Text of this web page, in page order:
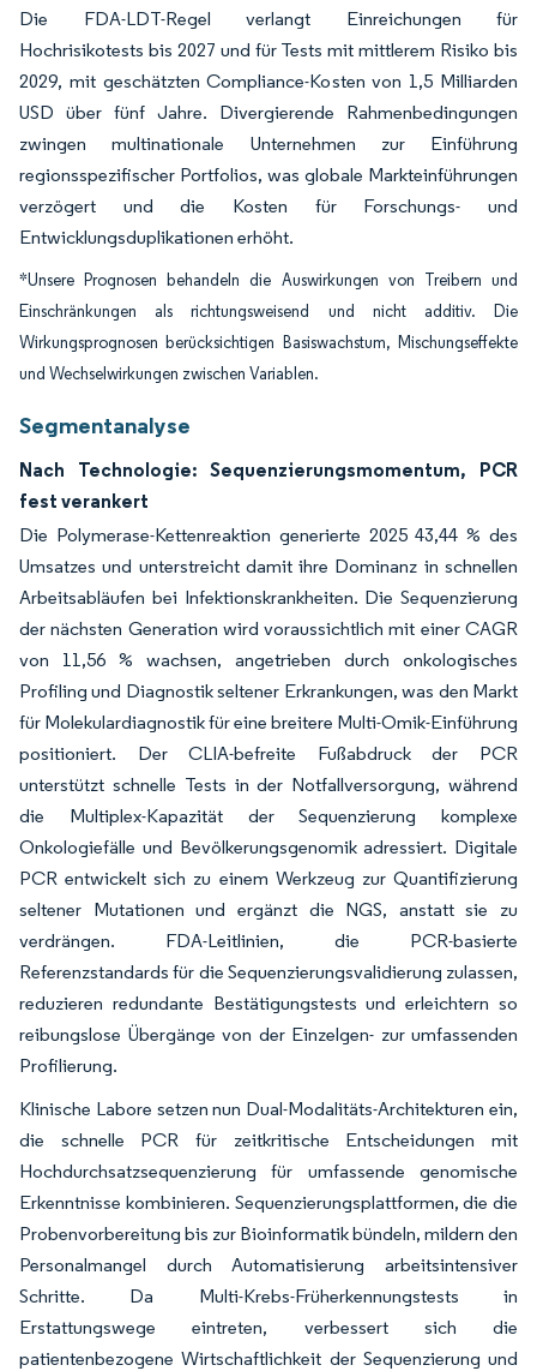
Die FDA-LDT-Regel verlangt Einreichungen für
Hochrisikotests bis 2027 und für Tests mit mittlerem Risiko bis
2029, mit geschätzten Compliance-Kosten von 1,5 Milliarden
USD über fünf Jahre. Divergierende Rahmenbedingungen
zwingen multinationale Unternehmen zur Einführung
regionsspezifischer Portfolios, was globale Markteinführungen
verzögert und die Kosten für Forschungs- und
Entwicklungsduplikationen erhöht.
*Unsere Prognosen behandeln die Auswirkungen von Treibern und
Einschränkungen als richtungsweisend und nicht additiv. Die
Wirkungsprognosen berücksichtigen Basiswachstum, Mischungseffekte
und Wechselwirkungen zwischen Variablen.
Segmentanalyse
Nach Technologie: Sequenzierungsmomentum, PCR
fest verankert
Die Polymerase-Kettenreaktion generierte 2025 43,44 % des
Umsatzes und unterstreicht damit ihre Dominanz in schnellen
Arbeitsabläufen bei Infektionskrankheiten. Die Sequenzierung
der nächsten Generation wird voraussichtlich mit einer CAGR
von 11,56 % wachsen, angetrieben durch onkologisches
Profiling und Diagnostik seltener Erkrankungen, was den Markt
für Molekulardiagnostik für eine breitere Multi-Omik-Einführung
positioniert. Der CLIA-befreite Fußabdruck der PCR
unterstützt schnelle Tests in der Notfallversorgung, während
die Multiplex-Kapazität der Sequenzierung komplexe
Onkologiefälle und Bevölkerungsgenomik adressiert. Digitale
PCR entwickelt sich zu einem Werkzeug zur Quantifizierung
seltener Mutationen und ergänzt die NGS, anstatt sie zu
verdrängen. FDA-Leitlinien, die PCR-basierte
Referenzstandards für die Sequenzierungsvalidierung zulassen,
reduzieren redundante Bestätigungstests und erleichtern so
reibungslose Übergänge von der Einzelgen- zur umfassenden
Profilierung.
Klinische Labore setzen nun Dual-Modalitäts-Architekturen ein,
die schnelle PCR für zeitkritische Entscheidungen mit
Hochdurchsatzsequenzierung für umfassende genomische
Erkenntnisse kombinieren. Sequenzierungsplattformen, die die
Probenvorbereitung bis zur Bioinformatik bündeln, mildern den
Personalmangel durch Automatisierung arbeitsintensiver
Schritte. Da Multi-Krebs-Früherkennungstests in
Erstattungswege eintreten, verbessert sich die
patientenbezogene Wirtschaftlichkeit der Sequenzierung und